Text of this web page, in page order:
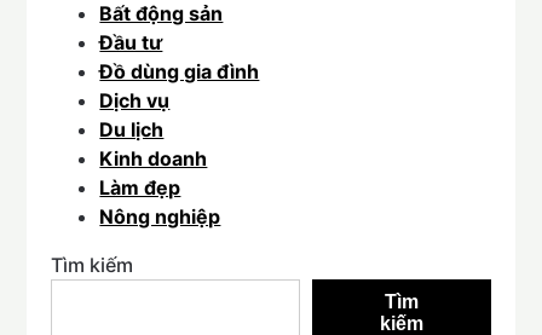
Bất động sản
Đầu tư
Đồ dùng gia đình
Dịch vụ
Du lịch
Kinh doanh
Làm đẹp
Nông nghiệp
Tìm kiếm
Tìm
kiếm